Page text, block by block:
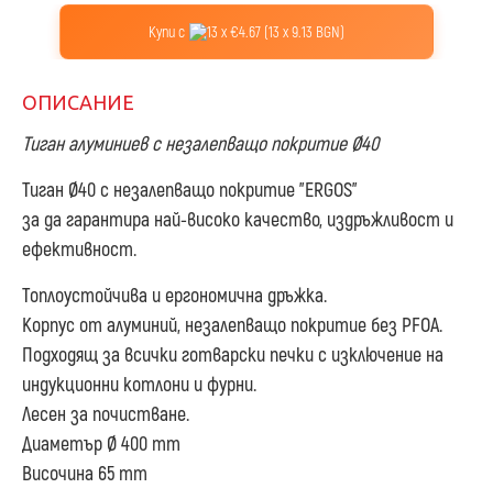
Купи с 13 x €4.67 (13 x 9.13 BGN)
ОПИСАНИЕ
Тиган алуминиев с незалепващо покритие Ø40
Тиган Ø40 с незалепващо покритие "ERGOS"
за да гарантира най-високо качество, издръжливост и
ефективност.
Топлоустойчива и ергономична дръжка.
Корпус от алуминий, незалепващо покритие без PFOA.
Подходящ за всички готварски печки с изключение на
индукционни котлони и фурни.
Лесен за почистване.
Диаметър Ø 400 mm
Височина 65 mm